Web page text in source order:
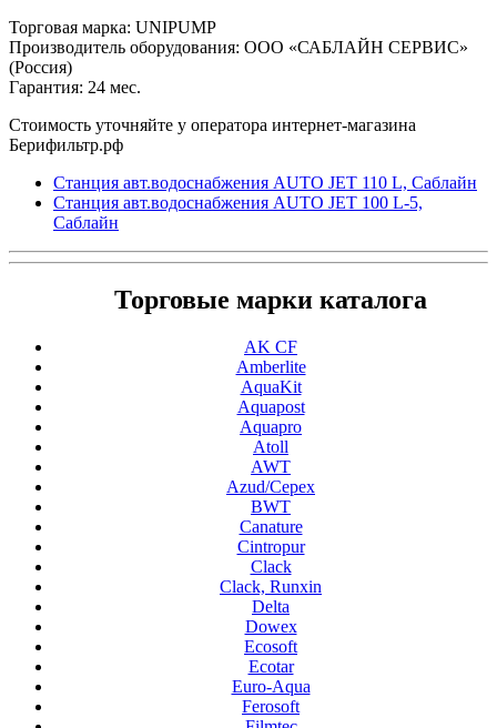
Торговая марка: UNIPUMP
Производитель оборудования: ООО «САБЛАЙН СЕРВИС»
(Россия)
Гарантия: 24 мес.
Стоимость уточняйте у оператора интернет-магазина
Берифильтр.рф
Станция авт.водоснабжения AUTO JET 110 L, Саблайн
Станция авт.водоснабжения AUTO JET 100 L-5,
Саблайн
Торговые марки каталога
AK CF
Amberlite
AquaKit
Aquapost
Aquapro
Atoll
AWT
Azud/Cepex
BWT
Canature
Cintropur
Clack
Clack, Runxin
Delta
Dowex
Ecosoft
Ecotar
Euro-Aqua
Ferosoft